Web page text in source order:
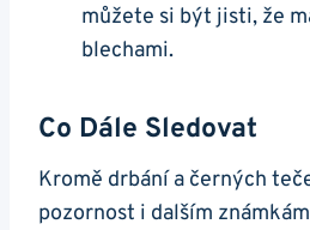
můžete si být jisti, že
blechami.
Co Dále Sledovat
Kromě drbání a černých
pozornost i dalším